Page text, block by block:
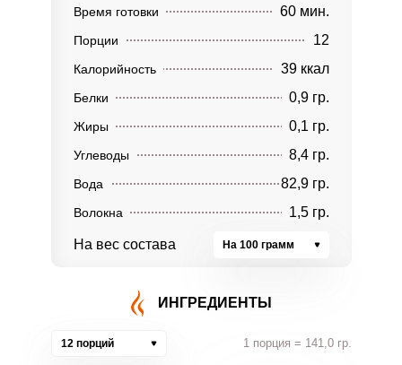
Время готовки 60 мин.
Порции 12
Калорийность 39 ккал
Белки 0,9 гр.
Жиры 0,1 гр.
Углеводы 8,4 гр.
Вода 82,9 гр.
Волокна 1,5 гр.
На вес состава На 100 грамм
ИНГРЕДИЕНТЫ
12 порций 1 порция = 141,0 гр.